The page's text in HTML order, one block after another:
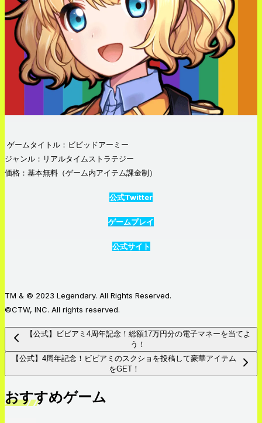
ゲームタイトル：ビビッドアーミー
ジャンル：リアルタイムストラテジー
価格：基本無料（ゲーム内アイテム課金制）
公式Twitter
ゲームプレイ
公式サイト
TM & © 2023 Legendary. All Rights Reserved.
©CTW, INC. All rights reserved.
【公式】ビビアミ4周年記念！総額17万円分の電子マネーを当てよ
う！
【公式】4周年記念！ビビアミのスクショを投稿して豪華アイテム
をGET！
おすすめゲーム